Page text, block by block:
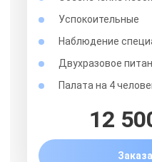
Успокоительные
Наблюдение
Двухразовое
Палата на 4
12